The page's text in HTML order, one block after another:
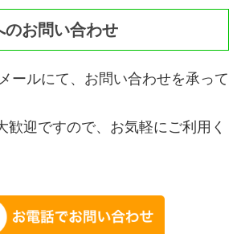
のお問い合わせ
ールにて、お問い合わせを承って
歓迎ですので、お気軽にご利用く